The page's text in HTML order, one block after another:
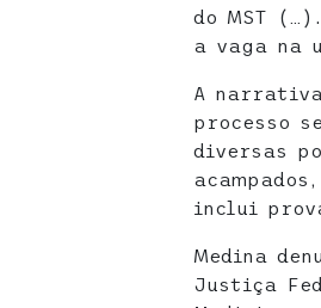
do MST
a vaga na
A
processo
diversas
inclui
Medina
Justiça